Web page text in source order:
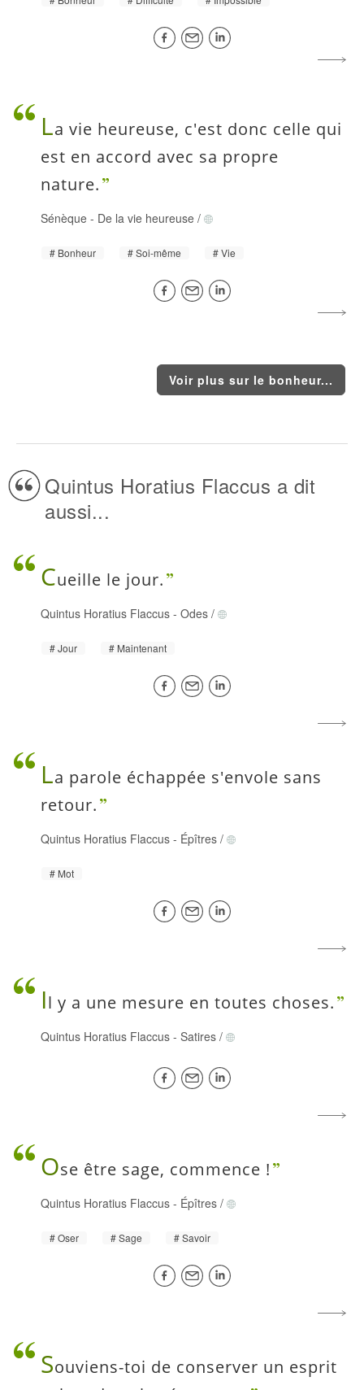
La vie heureuse, c'est donc celle qui
est en accord avec sa propre
nature.
Sénèque - De la vie heureuse /
Bonheur Soi-même Vie
Voir plus sur le bonheur...
Quintus Horatius Flaccus a dit
aussi...
Cueille le jour.
Quintus Horatius Flaccus - Odes /
Jour Maintenant
La parole échappée s'envole sans
retour.
Quintus Horatius Flaccus - Épîtres /
Mot
Il y a une mesure en toutes choses.
Quintus Horatius Flaccus - Satires /
Ose être sage, commence !
Quintus Horatius Flaccus - Épîtres /
Oser Sage Savoir
Souviens-toi de conserver un esprit